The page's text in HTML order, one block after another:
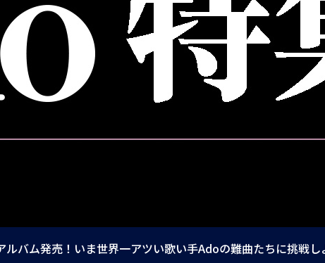
バム発売！いま世界一アツい歌い手Adoの難曲たちに挑戦し